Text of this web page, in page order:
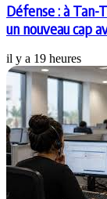
Défense : à Tan-
un nouveau cap
il y a 19 heures